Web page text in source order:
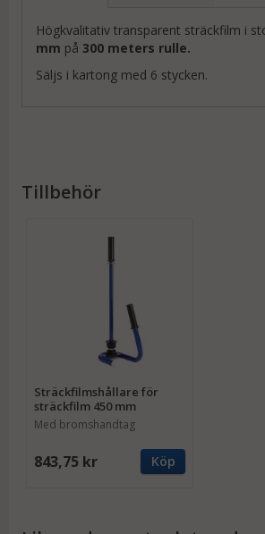
Högkvalitativ transparent sträckfilm i
mm på 300 meters rulle.
Säljs i kartong med 6 stycken.
Tillbehör
Sträckfilmshållare för
sträckfilm 450 mm
Med bromshandtag
843,75 kr Köp